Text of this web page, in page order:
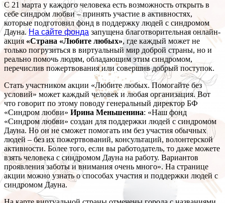
С 21 марта у каждого человека есть возможность открыть в
себе синдром любви – принять участие в активностях,
которые подготовил фонд в поддержку людей с синдромом
Дауна.На сайте фонда запущена благотворительная онлайн-
акция «Страна «Любите любых», где каждый может не
только погрузиться в виртуальный мир доброй страны, но и
реально помочь людям, обладающим этим синдромом,
перечислив пожертвования или совершив добрый поступок.
Стать участником акции «Любите любых. Помогайте без
условий» может каждый человек и любая организация. Вот
что говорит по этому поводу генеральный директор БФ
«Синдром любви» Ирина Меньшенина: «Наш фонд
«Синдром любви» создан для поддержки людей с синдромом
Дауна. Но он не сможет помогать им без участия обычных
людей – без их пожертвований, консультаций, волонтерской
активности. Более того, если вы работодатель, то даже можете
взять человека с синдромом Дауна на работу. Вариантов
проявления заботы и внимания очень много». На странице
акции можно узнать о способах участия и поддержки людей с
синдромом Дауна.